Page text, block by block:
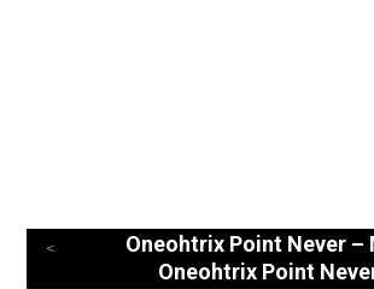
Oneohtrix Point Never –
Oneohtrix Point